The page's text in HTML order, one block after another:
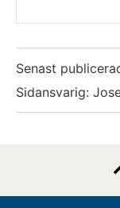
Senast
Sidansvarig: